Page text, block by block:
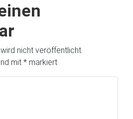
nicht veröffentlicht.
mit * markiert